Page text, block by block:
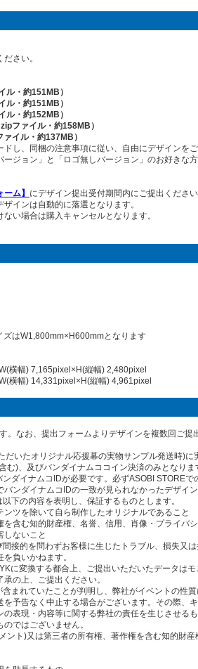
さい。
ル・約151MB）
ル・約151MB）
ル・約152MB）
zipファイル・約158MB）
ァイル・約137MB）
し、同梱の注意事項に従い、自由にデザインを
ジョン」と「ロゴ無しバージョン」のお好きな
ム】 にデザイン提出受付期間内にご提出くださ
インは自動的に落選となります。
い場合は購入キャンセルとなります。
はW1,800mm×H600mmとなります
幅) 7,165pixel×H(縦幅) 2,480pixel
幅) 14,331pixel×H(縦幅) 4,961pixel
。なお、提出フォームよりデザインを複数回ご
だいたオリジナル応援幕の実物サンプル発送時)
む)、及びバンダイナムココイン決済のみとなりま
ンダイナムコIDが必要です。必ずASOBI STORE
ンダイナムコIDの一致が見られなかったデザイ
下の内容を表明し、保証するものとします。
ツを除いて自ら制作したオリジナルであること
含む知的財産権、名誉、信用、肖像・プライバ
ないこと
接的を問わずお客様に生じたトラブル、損失又
負いかねます。
に変換する都合上、ご提出いただいたデータは
の上、ご提出ください。
まれていたことが判明し、弊社がイベントの性
予告なく中止する場合がございます。その際、
表現・内容等に関する弊社の責任を生じさせる
ではございません。
ト)又は第三者の所有権、著作権を含む知的財